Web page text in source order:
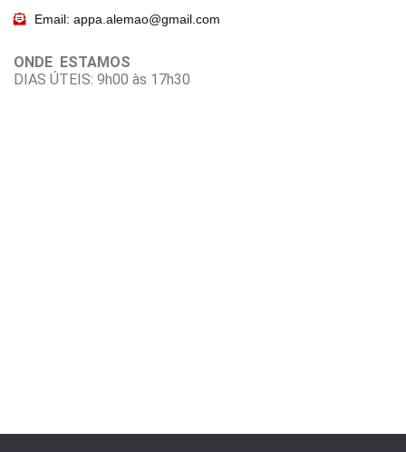
Email: appa.alemao@gmail.com
ONDE ESTAMOS
DIAS ÚTEIS: 9h00 às 17h30